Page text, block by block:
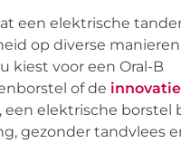
een elektrische
op diverse manieren
kiest voor een Oral-B
of de
, een elektrische borstel
gezonder tandvlees